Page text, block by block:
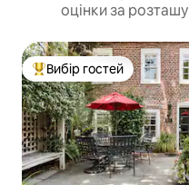
оцінки за
Топ вибір гостей
Вибір гостей